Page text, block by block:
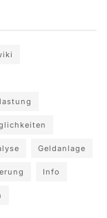
Geldanlage
Info